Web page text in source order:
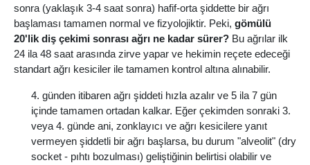
sonra (yaklaşık 3-4 saat sonra) hafif-orta şiddette bir ağrı
başlaması tamamen normal ve fizyolojiktir. Peki, gömülü
20'lik diş çekimi sonrası ağrı ne kadar sürer? Bu ağrılar ilk
24 ila 48 saat arasında zirve yapar ve hekimin reçete edeceği
standart ağrı kesiciler ile tamamen kontrol altına alınabilir.
günden itibaren ağrı şiddeti hızla azalır ve 5 ila 7 gün
içinde tamamen ortadan kalkar. Eğer çekimden sonraki 3.
veya 4. günde ani, zonklayıcı ve ağrı kesicilere yanıt
vermeyen şiddetli bir ağrı başlarsa, bu durum "alveolit" (dry
socket - pıhtı bozulması) geliştiğinin belirtisi olabilir ve